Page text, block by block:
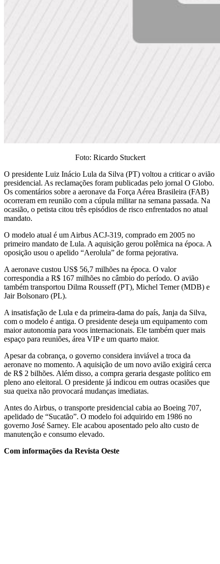
Foto: Ricardo Stuckert
O presidente Luiz Inácio Lula da Silva (PT) voltou a criticar o avião
presidencial. As reclamações foram publicadas pelo jornal O Globo.
Os comentários sobre a aeronave da Força Aérea Brasileira (FAB)
ocorreram em reunião com a cúpula militar na semana passada. Na
ocasião, o petista citou três episódios de risco enfrentados no atual
mandato.
O modelo atual é um Airbus ACJ-319, comprado em 2005 no
primeiro mandato de Lula. A aquisição gerou polêmica na época. A
oposição usou o apelido “Aerolula” de forma pejorativa.
A aeronave custou US$ 56,7 milhões na época. O valor
correspondia a R$ 167 milhões no câmbio do período. O avião
também transportou Dilma Rousseff (PT), Michel Temer (MDB) e
Jair Bolsonaro (PL).
A insatisfação de Lula e da primeira-dama do país, Janja da Silva,
com o modelo é antiga. O presidente deseja um equipamento com
maior autonomia para voos internacionais. Ele também quer mais
espaço para reuniões, área VIP e um quarto maior.
Apesar da cobrança, o governo considera inviável a troca da
aeronave no momento. A aquisição de um novo avião exigirá cerca
de R$ 2 bilhões. Além disso, a compra geraria desgaste político em
pleno ano eleitoral. O presidente já indicou em outras ocasiões que
sua queixa não provocará mudanças imediatas.
Antes do Airbus, o transporte presidencial cabia ao Boeing 707,
apelidado de “Sucatão”. O modelo foi adquirido em 1986 no
governo José Sarney. Ele acabou aposentado pelo alto custo de
manutenção e consumo elevado.
Com informações da Revista Oeste